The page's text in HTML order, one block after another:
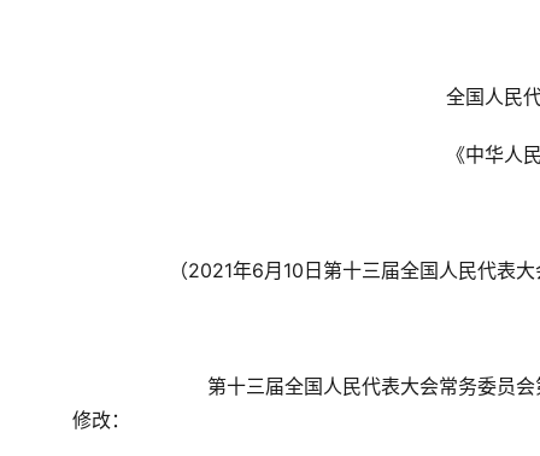
全国人民
《中华人
（2021年6月10日第十三届全国人民代表
第十三届全国人民代表大会常务委员
修改：